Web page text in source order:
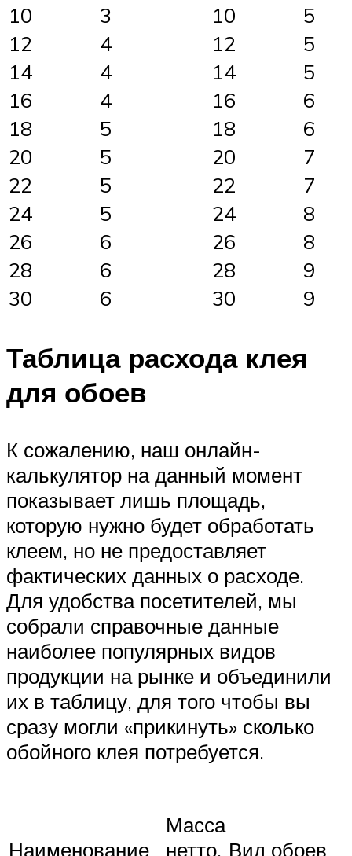
10
3 10
5
12
4 12
5
14
4 14
5
16
4 16
6
18
5 18
6
20
5 20
7
22
5 22
7
24
5 24
8
26
6 26
8
28
6 28
9
30
6 30 9
Таблица расхода клея
для обоев
К сожалению, наш онлайн-
калькулятор на данный момент
показывает лишь площадь,
которую нужно будет обработать
клеем, но не предоставляет
фактических данных о расходе.
Для удобства посетителей, мы
собрали справочные данные
наиболее популярных видов
продукции на рынке и объединили
их в таблицу, для того чтобы вы
сразу могли «прикинуть» сколько
обойного клея потребуется.
Наименование
Масса
нетто, Вид обоев